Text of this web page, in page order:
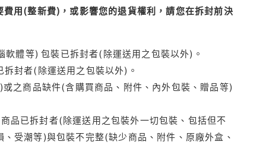
用(整新費)，或影響您的退貨權利，請您在拆封前決
體等) 包裝已拆封者(除運送用之包裝以外)。
封者(除運送用之包裝以外)。
之商品缺件(含購買商品、附件、內外包裝、贈品等)
品已拆封者(除運送用之包裝外一切包裝、包括但不
受潮等)與包裝不完整(缺少商品、附件、原廠外盒、